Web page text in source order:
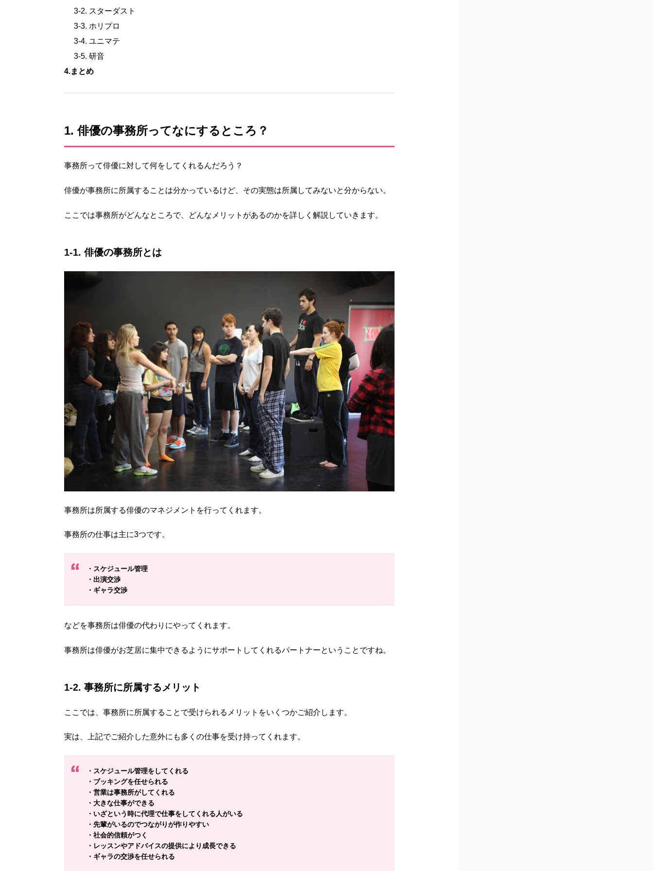
3-2. スターダスト
3-3. ホリプロ
3-4. ユニマテ
3-5. 研音
4.まとめ
1. 俳優の事務所ってなにするところ？
事務所って俳優に対して何をしてくれるんだろう？
俳優が事務所に所属することは分かっているけど、その実態は所属してみないと分からない。
ここでは事務所がどんなところで、どんなメリットがあるのかを詳しく解説していきます。
1-1. 俳優の事務所とは
事務所は所属する俳優のマネジメントを行ってくれます。
事務所の仕事は主に3つです。
・スケジュール管理
・出演交渉
・ギャラ交渉
などを事務所は俳優の代わりにやってくれます。
事務所は俳優がお芝居に集中できるようにサポートしてくれるパートナーということですね。
1-2. 事務所に所属するメリット
ここでは、事務所に所属することで受けられるメリットをいくつかご紹介します。
実は、上記でご紹介した意外にも多くの仕事を受け持ってくれます。
・スケジュール管理をしてくれる
・ブッキングを任せられる
・営業は事務所がしてくれる
・大きな仕事ができる
・いざという時に代理で仕事をしてくれる人がいる
・先輩がいるのでつながりが作りやすい
・社会的信頼がつく
・レッスンやアドバイスの提供により成長できる
・ギャラの交渉を任せられる